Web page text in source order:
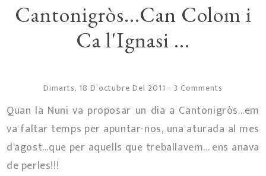
Cantonigròs...Can Colom i
Ca l'Ignasi ...
Dimarts, 18 D’octubre Del 2011 - 3 Comments
Quan la Nuni va proposar un dia a Cantonigròs...em
va faltar temps per apuntar-nos, una aturada al mes
d'agost...que per aquells que treballavem... ens anava
de perles!!!